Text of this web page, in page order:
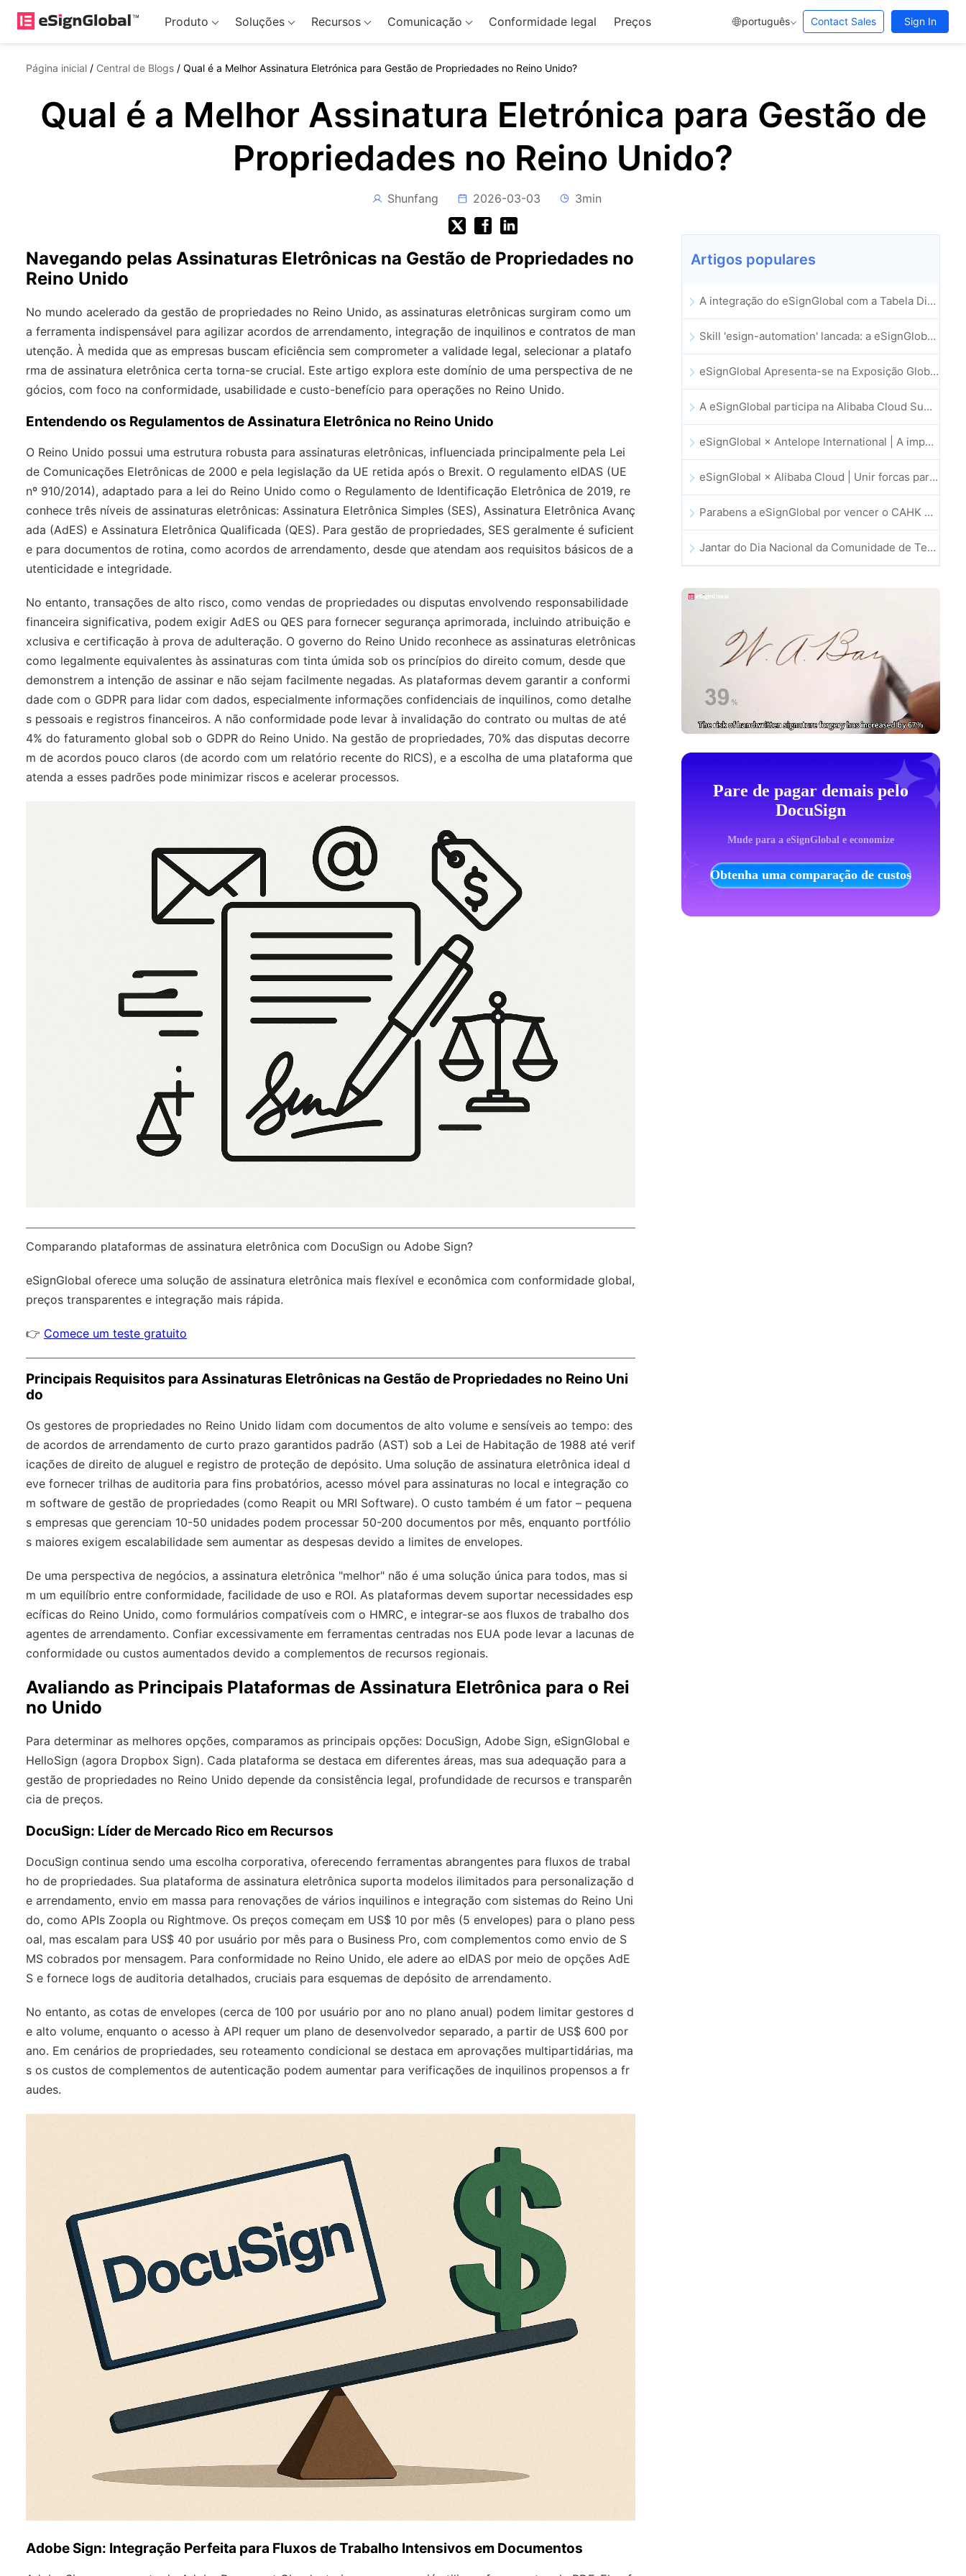
Produto Soluções Recursos Comunicação Conformidade legal Preços português Contact Sales Sign In
Página inicial / Central de Blogs / Qual é a Melhor Assinatura Eletrónica para Gestão de Propriedades no Reino Unido?
Qual é a Melhor Assinatura Eletrónica para Gestão de
Propriedades no Reino Unido?
Shunfang 2026-03-03 3min
Navegando pelas Assinaturas Eletrônicas na Gestão de Propriedades no
Reino Unido
No mundo acelerado da gestão de propriedades no Reino Unido, as assinaturas eletrônicas surgiram como um
a ferramenta indispensável para agilizar acordos de arrendamento, integração de inquilinos e contratos de man
utenção. À medida que as empresas buscam eficiência sem comprometer a validade legal, selecionar a platafo
rma de assinatura eletrônica certa torna-se crucial. Este artigo explora este domínio de uma perspectiva de ne
gócios, com foco na conformidade, usabilidade e custo-benefício para operações no Reino Unido.
Entendendo os Regulamentos de Assinatura Eletrônica no Reino Unido
O Reino Unido possui uma estrutura robusta para assinaturas eletrônicas, influenciada principalmente pela Lei
de Comunicações Eletrônicas de 2000 e pela legislação da UE retida após o Brexit. O regulamento eIDAS (UE
nº 910/2014), adaptado para a lei do Reino Unido como o Regulamento de Identificação Eletrônica de 2019, re
conhece três níveis de assinaturas eletrônicas: Assinatura Eletrônica Simples (SES), Assinatura Eletrônica Avanç
ada (AdES) e Assinatura Eletrônica Qualificada (QES). Para gestão de propriedades, SES geralmente é suficient
e para documentos de rotina, como acordos de arrendamento, desde que atendam aos requisitos básicos de a
utenticidade e integridade.
No entanto, transações de alto risco, como vendas de propriedades ou disputas envolvendo responsabilidade
financeira significativa, podem exigir AdES ou QES para fornecer segurança aprimorada, incluindo atribuição e
xclusiva e certificação à prova de adulteração. O governo do Reino Unido reconhece as assinaturas eletrônicas
como legalmente equivalentes às assinaturas com tinta úmida sob os princípios do direito comum, desde que
demonstrem a intenção de assinar e não sejam facilmente negadas. As plataformas devem garantir a conformi
dade com o GDPR para lidar com dados, especialmente informações confidenciais de inquilinos, como detalhe
s pessoais e registros financeiros. A não conformidade pode levar à invalidação do contrato ou multas de até
4% do faturamento global sob o GDPR do Reino Unido. Na gestão de propriedades, 70% das disputas decorre
m de acordos pouco claros (de acordo com um relatório recente do RICS), e a escolha de uma plataforma que
atenda a esses padrões pode minimizar riscos e acelerar processos.
Comparando plataformas de assinatura eletrônica com DocuSign ou Adobe Sign?
eSignGlobal oferece uma solução de assinatura eletrônica mais flexível e econômica com conformidade global,
preços transparentes e integração mais rápida.
👉 Comece um teste gratuito
Principais Requisitos para Assinaturas Eletrônicas na Gestão de Propriedades no Reino Uni
do
Os gestores de propriedades no Reino Unido lidam com documentos de alto volume e sensíveis ao tempo: des
de acordos de arrendamento de curto prazo garantidos padrão (AST) sob a Lei de Habitação de 1988 até verif
icações de direito de aluguel e registro de proteção de depósito. Uma solução de assinatura eletrônica ideal d
eve fornecer trilhas de auditoria para fins probatórios, acesso móvel para assinaturas no local e integração co
m software de gestão de propriedades (como Reapit ou MRI Software). O custo também é um fator – pequena
s empresas que gerenciam 10-50 unidades podem processar 50-200 documentos por mês, enquanto portfólio
s maiores exigem escalabilidade sem aumentar as despesas devido a limites de envelopes.
De uma perspectiva de negócios, a assinatura eletrônica "melhor" não é uma solução única para todos, mas si
m um equilíbrio entre conformidade, facilidade de uso e ROI. As plataformas devem suportar necessidades esp
ecíficas do Reino Unido, como formulários compatíveis com o HMRC, e integrar-se aos fluxos de trabalho dos
agentes de arrendamento. Confiar excessivamente em ferramentas centradas nos EUA pode levar a lacunas de
conformidade ou custos aumentados devido a complementos de recursos regionais.
Avaliando as Principais Plataformas de Assinatura Eletrônica para o Rei
no Unido
Para determinar as melhores opções, comparamos as principais opções: DocuSign, Adobe Sign, eSignGlobal e
HelloSign (agora Dropbox Sign). Cada plataforma se destaca em diferentes áreas, mas sua adequação para a
gestão de propriedades no Reino Unido depende da consistência legal, profundidade de recursos e transparên
cia de preços.
DocuSign: Líder de Mercado Rico em Recursos
DocuSign continua sendo uma escolha corporativa, oferecendo ferramentas abrangentes para fluxos de trabal
ho de propriedades. Sua plataforma de assinatura eletrônica suporta modelos ilimitados para personalização d
e arrendamento, envio em massa para renovações de vários inquilinos e integração com sistemas do Reino Uni
do, como APIs Zoopla ou Rightmove. Os preços começam em US$ 10 por mês (5 envelopes) para o plano pess
oal, mas escalam para US$ 40 por usuário por mês para o Business Pro, com complementos como envio de S
MS cobrados por mensagem. Para conformidade no Reino Unido, ele adere ao eIDAS por meio de opções AdE
S e fornece logs de auditoria detalhados, cruciais para esquemas de depósito de arrendamento.
No entanto, as cotas de envelopes (cerca de 100 por usuário por ano no plano anual) podem limitar gestores d
e alto volume, enquanto o acesso à API requer um plano de desenvolvedor separado, a partir de US$ 600 por
ano. Em cenários de propriedades, seu roteamento condicional se destaca em aprovações multipartidárias, ma
s os custos de complementos de autenticação podem aumentar para verificações de inquilinos propensos a fr
audes.
Adobe Sign: Integração Perfeita para Fluxos de Trabalho Intensivos em Documentos
Artigos populares
A integração do eSignGlobal com a Tabela Dinâmica do Lark é oficialmente lançada: assinatura e arquivamento automatizados de contratos eletrónicos
Skill 'esign-automation' lancada: a eSignGlobal capacita a OpenClaw com assinaturas eletrónicas automatizadas
eSignGlobal Apresenta-se na Exposição Global de Inovação GIS 2025
A eSignGlobal participa na Alibaba Cloud Summit 2025 em Hong Kong, impulsionando a inovação na cloud orientada por IA e a confiança digital
eSignGlobal × Antelope International | A impulsionar fluxos de trabalho digitais seguros e orientados por IA
eSignGlobal × Alibaba Cloud | Unir forcas para reforcar a confianca digital global no setor fintech
Parabens a eSignGlobal por vencer o CAHK STAR Award 2025!
Jantar do Dia Nacional da Comunidade de Tecnologia e Inovacao de Hong Kong
Pare de pagar demais pelo
DocuSign
Mude para a eSignGlobal e economize
Obtenha uma comparação de custos